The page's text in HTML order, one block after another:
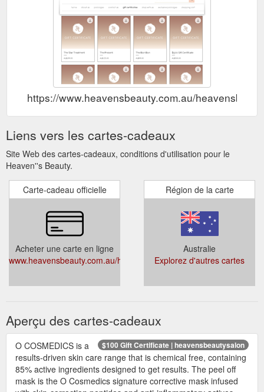
https://www.heavensbeauty.com.au/
Liens vers les cartes-cadeaux
Site Web des cartes-cadeaux, conditions d'utilisation pour le
Heaven''s Beauty.
Carte-cadeau officielle
Acheter une carte en ligne
www.heavensbeauty.com.au/heavensbeauty
Région de la carte
Australie
Explorez d'autres cartes
Aperçu des cartes-cadeaux
$100 Gift Certificate | heavensbeautysalon
O COSMEDICS is a
results-driven skin care range that is chemical free, containing
85% active ingredients designed to get results. The peel off
mask is the O Cosmedics signature corrective mask infused